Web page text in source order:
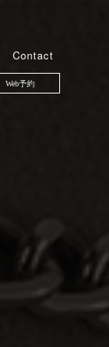
Contact
Web予約